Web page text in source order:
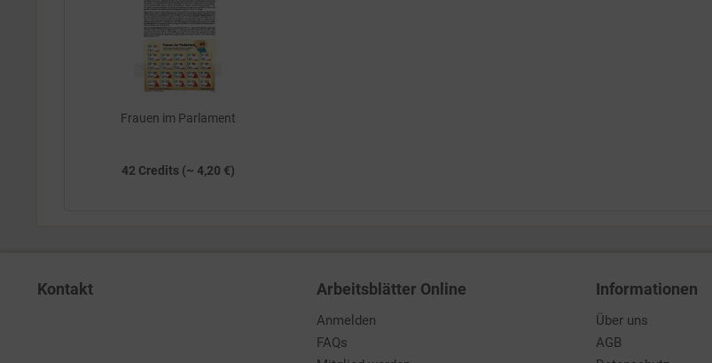
Frauen im Parlament
42 Credits (~ 4,20 €)
Kontakt Arbeitsblätter Online
Anmelden
FAQs
Informationen
Über uns
AGB